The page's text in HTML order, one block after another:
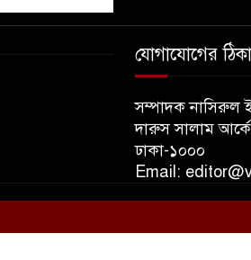
যোগাযোগের
সম্পাদক নাসিরুল
দারুস সালাম
ঢাকা-১০০০
Email: